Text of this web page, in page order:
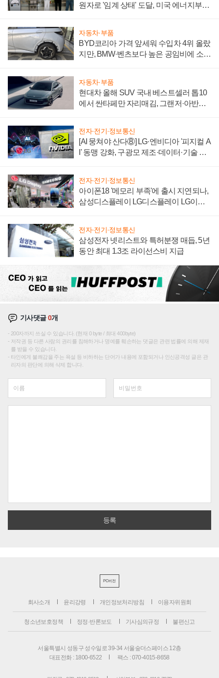
원자로 '임계 상태' 도달, 미국 에너지부
자동차·부품
BYD코리아 가격 앞세워 수입차 4위 올랐
지만, BMW·벤츠보다 높은 공임비에 소비
자동차·부품
현대차 올해 SUV 국내 베스트셀러 톱10
에서 싼타페만 자리매김, 그랜저·아반떼
전자·전기·정보통신
[AI 뭉쳐야 산다⑧] LG·엔비디아 '피지컬 A
I' 동맹 강화, 구광모 제조·데이터·기술 결
전자·전기·정보통신
아이폰18 '메모리 부족'에 출시 지연되나,
삼성디스플레이 LG디스플레이 LG이노
전자·전기·정보통신
삼성전자 넷리스트와 특허분쟁 매듭, 5년
동안 최대 1.3조 라이선스비 지급
기사댓글0개
200자까지 쓰실 수 있습니다. (현재 0 byte / 최대 400byte)
저작권 등 다른 사람의 권리를 침해하거나 명예를 훼손하는 댓글은 관련 법률에 의해 제재
를 받을 수 있습니다.
타인에게 불쾌감을 주는 욕설 등 비하하는 단어가 내용에 포함되거나 인신공격성 글은 관
리자의 판단에 의해 삭제 합니다.
PC버전
회사소개 윤리강령 개인정보처리방침 이용자위원회
청소년보호정책 정정·반론보도 기사심의규정 불편신고
서울특별시 성동구 성수일로 39-34 서울숲더스페이스 12층
대표전화 : 1800-6522
팩스 : 070-4015-8658